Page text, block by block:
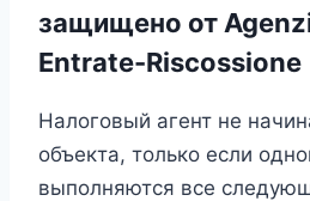
защищено от
Entrate-Riscossione
Налоговый агент не
объекта, только если
выполняются все